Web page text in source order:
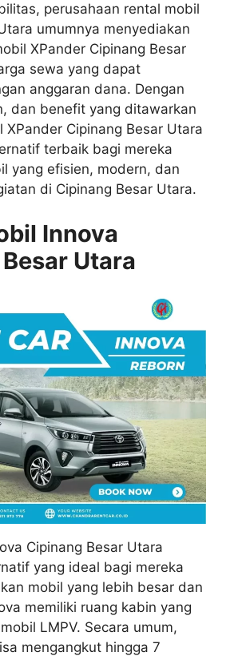
perusahaan rental mobil
umumnya menyediakan
XPander Cipinang Besar
sewa yang dapat
anggaran dana. Dengan
dan benefit yang ditawarkan
XPander Cipinang Besar Utara
terbaik bagi mereka
yang efisien, modern, dan
di Cipinang Besar Utara.
Innova
Utara
Cipinang Besar Utara
yang ideal bagi mereka
mobil yang lebih besar dan
memiliki ruang kabin yang
LMPV. Secara umum,
mengangkut hingga 7